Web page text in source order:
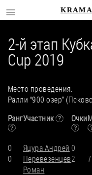
2-й этап
Cup 2019
Место проведения:
Ралли “900 озер”
РангУчастник Очки
0 Яцура Андрей 0
0
Перевезенцев
Роман
2 7